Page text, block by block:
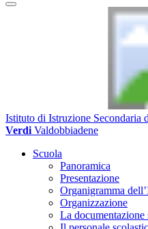
Istituto di Istruzione Secondaria
Verdi Valdobbiadene
Scuola
Panoramica
Presentazione
Organigramma
Organizzazione
La documentazione